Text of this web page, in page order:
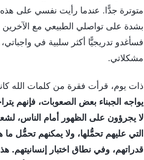
متوترة جدًّا. عندما رأيت نفسي على
بشدة على تواصلي الطبيعي مع الآخرين
فسأغدو تدريجيًّا أكثر سلبية في
مشكلاتي.
ذات يوم، قرأت فقرة من كلمات الله
يواجه الجبناء بعض الصعوبات، فإنهم
لا يجرؤون على الظهور أمام الناس،
التي عليهم تحمُّلها، ولا يمكنهم
قدراتهم، وفي نطاق اختبار إنسانيتهم.